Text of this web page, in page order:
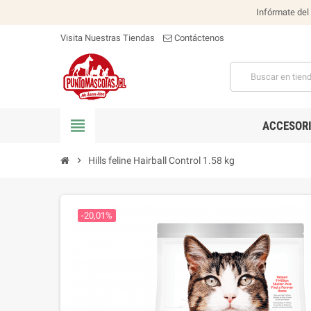
Infórmate del
Visita Nuestras Tiendas Contáctenos
view_headline
chevron_right Hills feline Hairball Control 1.58 kg
-20,01%